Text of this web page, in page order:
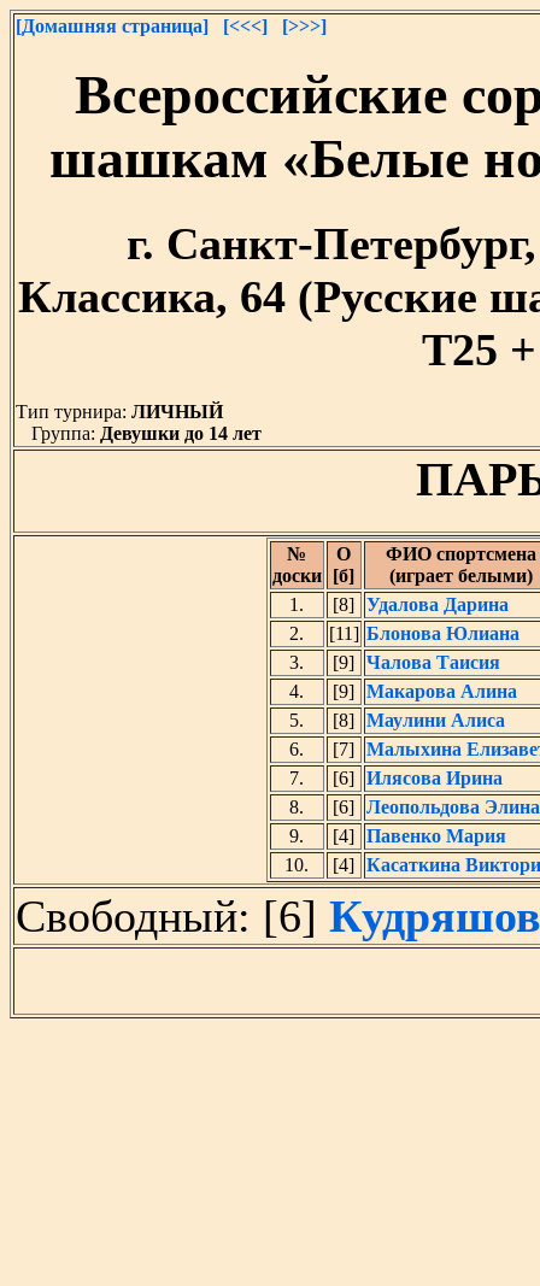
[Домашняя страница] [<<<] [>>>]
Всероссийские
шашкам «Белые
г. Санкт-
Классика, 64 (Русские
T25
Тип турнира: ЛИЧНЫЙ
Группа: Девушки до 14 лет
№
доски
O
[б]
ФИО спортсмена
(играет белыми)
1.
[8] Удалова Дарина
2.
[11] Блонова Юлиана
3.
[9] Чалова Таисия
4.
[9] Макарова Алина
5.
[8] Маулини Алиса
6.
[7] Малыхина
7.
[6] Илясова Ирина
8.
[6] Леопольдова Элина
9.
[4] Павенко Мария
10.
[4] Касаткина
Свободный: [6]